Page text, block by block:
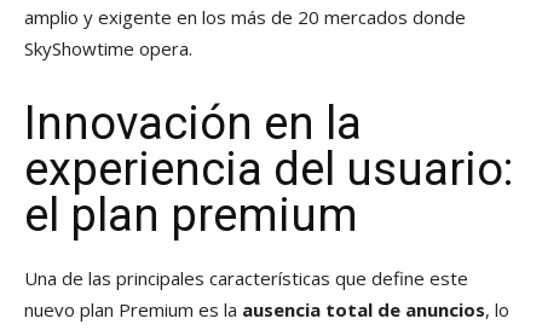
amplio y exigente en los más de 20 mercados donde
SkyShowtime opera.
Innovación en la
experiencia del usuario:
el plan premium
Una de las principales características que define este
nuevo plan Premium es la ausencia total de anuncios, lo